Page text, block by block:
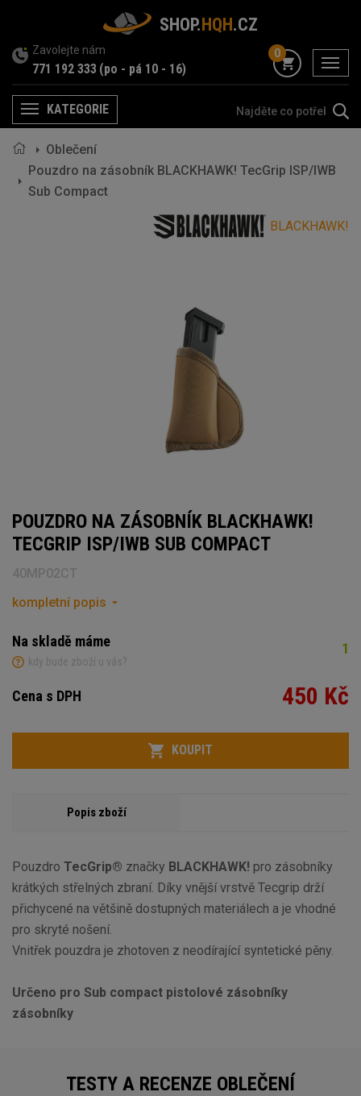
SHOP.HQH.CZ
Zavolejte nám
771 192 333 (po - pá 10 - 16) menu
0
MenuKATEGORIE
Oblečení
Pouzdro na zásobník BLACKHAWK! TecGrip ISP/IWB
Sub Compact
BLACKHAWK!
POUZDRO NA ZÁSOBNÍK BLACKHAWK!
TECGRIP ISP/IWB SUB COMPACT
40MP02CT
kompletní popis
Na skladě máme
kdy bude zboží u vás?
1
Cena s DPH 450 Kč
Počet
KOUPIT
Popis zboží
Pouzdro TecGrip® značky BLACKHAWK! pro zásobníky
krátkých střelných zbraní. Díky vnější vrstvě Tecgrip drží
přichycené na většině dostupných materiálech a je vhodné
pro skryté nošení.
Vnitřek pouzdra je zhotoven z neodírající syntetické pěny.
Určeno pro Sub compact pistolové zásobníky
zásobníky
TESTY A RECENZE OBLEČENÍ